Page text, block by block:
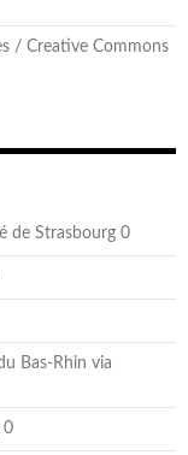
/ Creative Commons
de Strasbourg 0
Bas-Rhin via
0